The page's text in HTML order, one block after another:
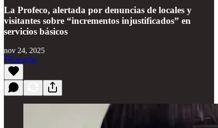
La Profeco, alertada por denuncias de locales y
visitantes sobre “incrementos injustificados” en
servicios básicos
nov 24, 2025
Escucha